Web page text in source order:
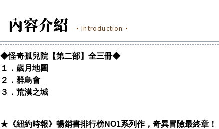
內容介紹 ·Introduction·
◆怪奇孤兒院【第二部】全三冊◆
１．歲月地圖
２．群鳥會
３．荒漠之城
★《紐約時報》 暢銷書排行榜NO1系列作，奇異冒險最終章！